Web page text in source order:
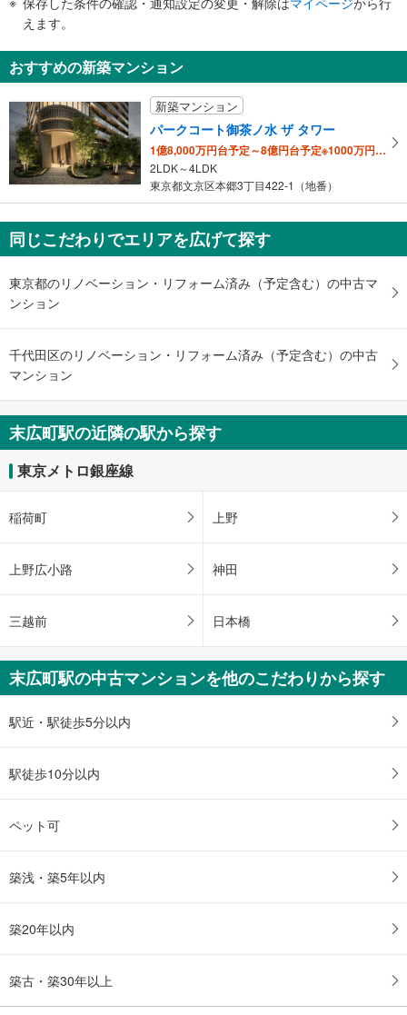
昭和通り、外神田１−４丁目、神田花岡町、台東１丁目、外神田五丁目交差点
４出口
ホテルニューグリーン御徒町、仲御徒町駅（日比谷線）、御徒町駅（ＪＲ
線）、御徒町台東中学校、中央通り、蔵前橋通り、昭和通り、外神田５・６丁
目、上野１・３・５丁目、湯島３丁目、台東２−４丁目、御徒町公園、外神田
五丁目交差点
知
を
け
取
る
・
を
マ
イ
ペ
ー
に
保
す
る
えます。
おすすめの新築マンション
新築マンション
パークコート御茶ノ水 ザ タワー
1億8,000万円台予定～8億円台予定※1000万円単位
2LDK～4LDK
東京都文京区本郷3丁目422-1（地番）
同じこだわりでエリアを広げて探す
東京都のリノベーション・リフォーム済み（予定含む）の中古マ
ンション
千代田区のリノベーション・リフォーム済み（予定含む）の中古
マンション
末広町駅の近隣の駅から探す
東京メトロ銀座線
稲荷町 上野
上野広小路 神田
三越前 日本橋
末広町駅の中古マンションを他のこだわりから探す
駅近・駅徒歩5分以内
駅徒歩10分以内
ペット可
築浅・築5年以内
築20年以内
築古・築30年以上